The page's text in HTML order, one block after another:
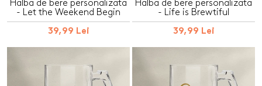
Halba de bere personalizata
- Let the Weekend Begin
39,99 Lei
Halba de bere personalizata
- Life is Brewtiful
39,99 Lei